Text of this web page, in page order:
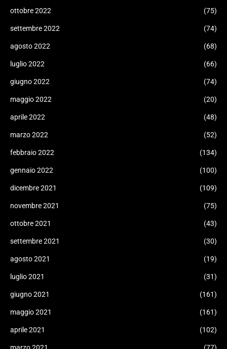
ottobre 2022 (75)
settembre 2022 (74)
agosto 2022 (68)
luglio 2022 (66)
giugno 2022 (74)
maggio 2022 (20)
aprile 2022 (48)
marzo 2022 (52)
febbraio 2022 (134)
gennaio 2022 (100)
dicembre 2021 (109)
novembre 2021 (75)
ottobre 2021 (43)
settembre 2021 (30)
agosto 2021 (19)
luglio 2021 (31)
giugno 2021 (161)
maggio 2021 (161)
aprile 2021 (102)